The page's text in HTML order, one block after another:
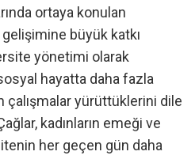
ortaya konulan
büyük katkı
yönetimi olarak
hayatta daha fazla
çalışmalar yürüttüklerini dile
kadınların emeği ve
her geçen gün daha